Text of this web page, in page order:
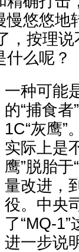
悠悠地
，按理
么呢？
一种可能
的“捕食
1C“灰鹰”
实际上是
鹰”脱胎于
量改进，
役。中央
了“MQ-
进一步说